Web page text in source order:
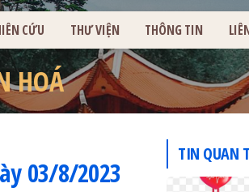
CỨU THƯ VIỆN THÔNG TIN
HOÁ
03/8/2023
TIN QUAN